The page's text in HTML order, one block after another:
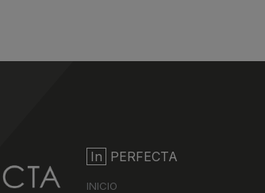
In PERFECTA
INICIO